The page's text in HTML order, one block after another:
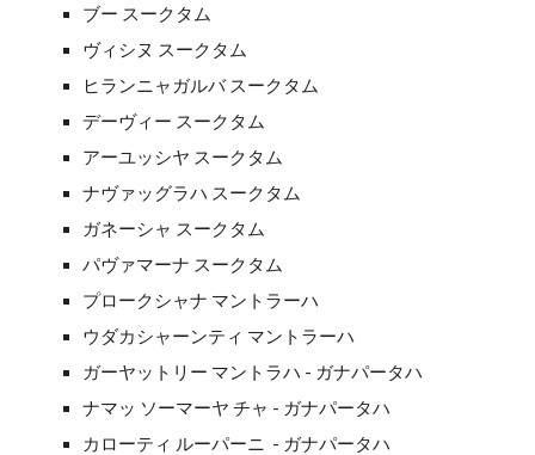
ブー スークタム
ヴィシヌ スークタム
ヒランニャガルバ スークタム
デーヴィー スークタム
アーユッシヤ スークタム
ナヴァッグラハ スークタム
ガネーシャ スークタム
パヴァマーナ スークタム
プロークシャナ マントラーハ
ウダカシャーンティ マントラーハ
ガーヤットリー マントラハ - ガナパータハ
ナマッ ソーマーヤ チャ - ガナパータハ
カローティ ルーパーニ - ガナパータハ